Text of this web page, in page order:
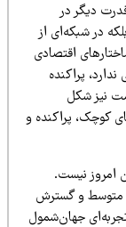
در
شبکه‌ای از
اقتصادی
پراکنده
شکل
پراکنده و
نیست.
و گسترش
جهان‌شمول